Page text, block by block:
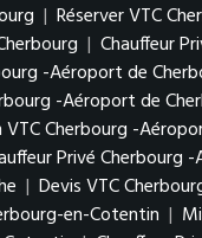
| Réserver VTC
| Chauffeur
-Aéroport de
-Aéroport de
Cherbourg -
Privé Cherbourg
| Devis VTC
en-Cotentin |